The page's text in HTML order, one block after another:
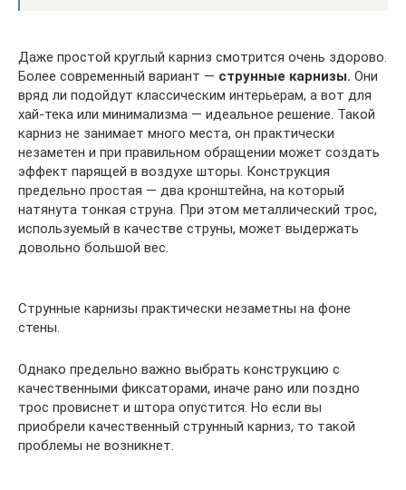
Даже простой круглый карниз смотрится очень здорово.
Более современный вариант — струнные карнизы. Они
вряд ли подойдут классическим интерьерам, а вот для
хай-тека или минимализма — идеальное решение. Такой
карниз не занимает много места, он практически
незаметен и при правильном обращении может создать
эффект парящей в воздухе шторы. Конструкция
предельно простая — два кронштейна, на который
натянута тонкая струна. При этом металлический трос,
используемый в качестве струны, может выдержать
довольно большой вес.
Струнные карнизы практически незаметны на фоне
стены.
Однако предельно важно выбрать конструкцию с
качественными фиксаторами, иначе рано или поздно
трос провиснет и штора опустится. Но если вы
приобрели качественный струнный карниз, то такой
проблемы не возникнет.